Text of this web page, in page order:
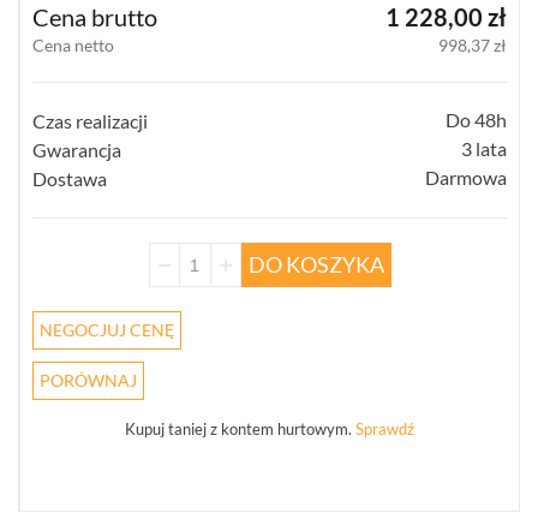
WI-
FI
HOME
SPECJALNE
(12)
IP
(274)
KAMERY
Cena brutto 1 228,00 zł
Cena netto 998,37 zł
Czas realizacji
Do 48h
Gwarancja
3 lata
Dostawa
Darmowa
DO KOSZYKA
NEGOCJUJ CENĘ
PORÓWNAJ
Kupuj taniej z kontem hurtowym. Sprawdź